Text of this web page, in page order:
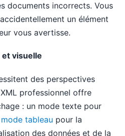
documents incorrects. Vous
un élément
vous avertisse.
visuelle
des perspectives
professionnel offre
: un mode texte pour
mode tableau pour la
des données et de la